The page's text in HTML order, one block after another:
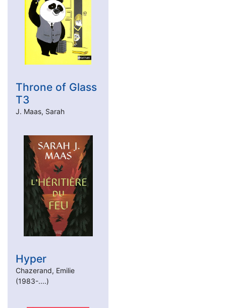
Throne of Glass
T3
J. Maas, Sarah
Hyper
Chazerand, Emilie
(1983-....)